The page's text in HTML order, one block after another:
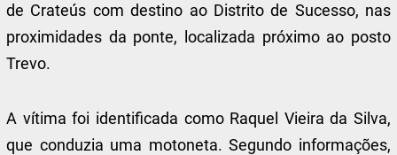
de Crateús com destino ao Distrito de Sucesso, nas
proximidades da ponte, localizada próximo ao posto
Trevo.
A vítima foi identificada como Raquel Vieira da Silva,
que conduzia uma motoneta. Segundo informações,